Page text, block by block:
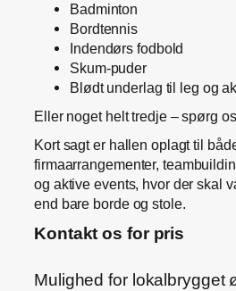
Badminton
Bordtennis
Indendørs fodbold
Skum-puder
Blødt underlag til leg og
Eller noget helt tredje – spørg
Kort sagt er hallen oplagt til
firmaarrangementer,
og aktive events, hvor der skal
end bare borde og stole.
Kontakt os for pris
Mulighed for lokalbrygget